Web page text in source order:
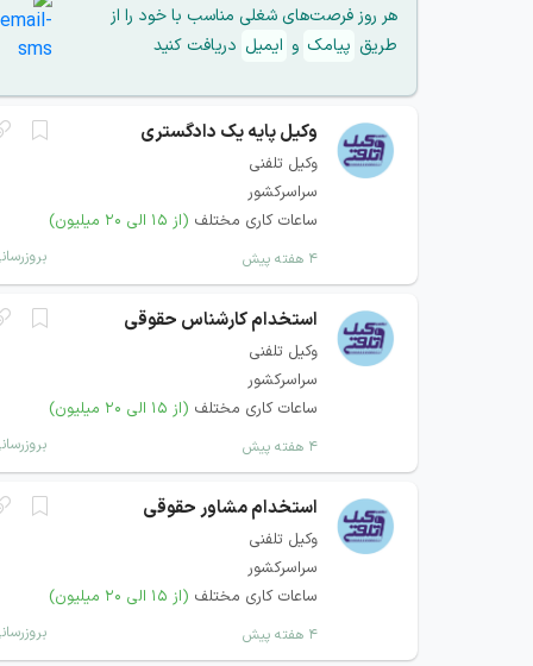
هر روز فرصت‌های شغلی مناسب با خود را از
طریق پیامک و ایمیل دریافت کنید
وکیل پایه یک دادگستری
وکیل تلفنی
سراسرکشور
ساعات کاری مختلف (از ۱۵ الی ۲۰ میلیون)
۴ هفته پیش
استخدام کارشناس حقوقی
وکیل تلفنی
سراسرکشور
ساعات کاری مختلف (از ۱۵ الی ۲۰ میلیون)
۴ هفته پیش
استخدام مشاور حقوقی
وکیل تلفنی
سراسرکشور
ساعات کاری مختلف (از ۱۵ الی ۲۰ میلیون)
۴ هفته پیش